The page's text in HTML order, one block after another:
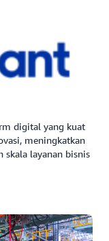
digital yang kuat
meningkatkan
skala layanan bisnis